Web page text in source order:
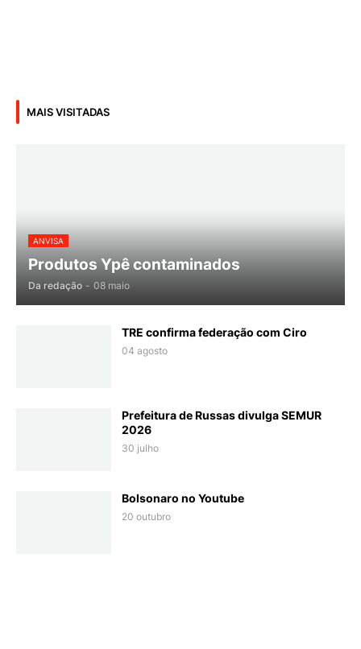
MAIS VISITADAS
ANVISA
Produtos Ypê contaminados
Da redação - 08 maio
TRE confirma federação com Ciro
04 agosto
Prefeitura de Russas divulga SEMUR
2026
30 julho
Bolsonaro no Youtube
20 outubro